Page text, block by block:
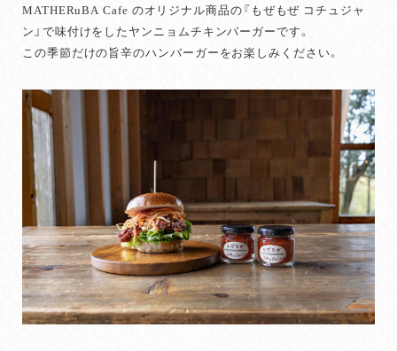
MATHERuBA Cafe のオリジナル商品の『もぜもぜ コチュジャ
ン』で味付けをしたヤンニョムチキンバーガーです。
この季節だけの旨辛のハンバーガーをお楽しみください。